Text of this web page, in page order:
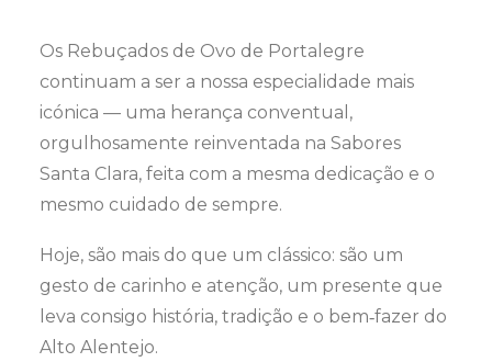
Os Rebuçados de Ovo de Portalegre
continuam a ser a nossa especialidade mais
icónica — uma herança conventual,
orgulhosamente reinventada na Sabores
Santa Clara, feita com a mesma dedicação e o
mesmo cuidado de sempre.
Hoje, são mais do que um clássico: são um
gesto de carinho e atenção, um presente que
leva consigo história, tradição e o bem‑fazer do
Alto Alentejo.